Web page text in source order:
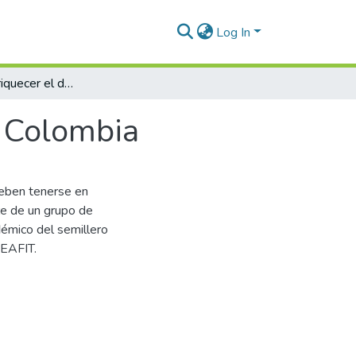
Log In
Pistas para enriquecer el debate minero en Colombia
tenerse en
de un grupo de
del semillero